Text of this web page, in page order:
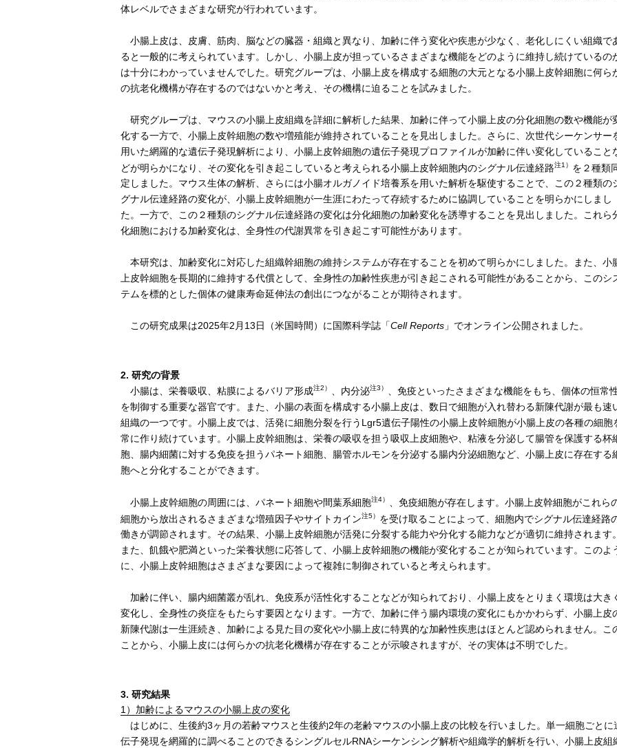
体レベルでさまざまな研究が行われています。
小腸上皮は、皮膚、筋肉、脳などの臓器・組織と異なり、加齢に伴う変化や疾患が少なく、老化しにくい組織で
ると一般的に考えられています。しかし、小腸上皮が担っているさまざまな機能をどのように維持し続けているの
は十分にわかっていませんでした。研究グループは、小腸上皮を構成する細胞の大元となる小腸上皮幹細胞に何ら
の抗老化機構が存在するのではないかと考え、その機構に迫ることを試みました。
研究グループは、マウスの小腸上皮組織を詳細に解析した結果、加齢に伴って小腸上皮の分化細胞の数や機能が
化する一方で、小腸上皮幹細胞の数や増殖能が維持されていることを見出しました。さらに、次世代シーケンサー
用いた網羅的な遺伝子発現解析により、小腸上皮幹細胞の遺伝子発現プロファイルが加齢に伴い変化していること
どが明らかになり、その変化を引き起こしていると考えられる小腸上皮幹細胞内のシグナル伝達経路注1）
を２種類
定しました。マウス生体の解析、さらには小腸オルガノイド培養系を用いた解析を駆使することで、この２種類の
グナル伝達経路の変化が、小腸上皮幹細胞が一生涯にわたって存続するために協調していることを明らかにしまし
た。一方で、この２種類のシグナル伝達経路の変化は分化細胞の加齢変化を誘導することを見出しました。これら
化細胞における加齢変化は、全身性の代謝異常を引き起こす可能性があります。
本研究は、加齢変化に対応した組織幹細胞の維持システムが存在することを初めて明らかにしました。また、小
上皮幹細胞を長期的に維持する代償として、全身性の加齢性疾患が引き起こされる可能性があることから、このシ
テムを標的とした個体の健康寿命延伸法の創出につながることが期待されます。
この研究成果は2025年2月13日（米国時間）に国際科学誌「Cell Reports」でオンライン公開されました。
2. 研究の背景
小腸は、栄養吸収、粘膜によるバリア形成注2） 、内分泌注3）
、免疫といったさまざまな機能をもち、個体の恒常
を制御する重要な器官です。また、小腸の表面を構成する小腸上皮は、数日で細胞が入れ替わる新陳代謝が最も速
組織の一つです。小腸上皮では、活発に細胞分裂を行うLgr5遺伝子陽性の小腸上皮幹細胞が小腸上皮の各種の細胞
常に作り続けています。小腸上皮幹細胞は、栄養の吸収を担う吸収上皮細胞や、粘液を分泌して腸管を保護する杯
胞、腸内細菌に対する免疫を担うパネート細胞、腸管ホルモンを分泌する腸内分泌細胞など、小腸上皮に存在する
胞へと分化することができます。
小腸上皮幹細胞の周囲には、パネート細胞や間葉系細胞注4）
、免疫細胞が存在します。小腸上皮幹細胞がこれら
細胞から放出されるさまざまな増殖因子やサイトカイン注5）
を受け取ることによって、細胞内でシグナル伝達経路
働きが調節されます。その結果、小腸上皮幹細胞が活発に分裂する能力や分化する能力などが適切に維持されます。
また、飢餓や肥満といった栄養状態に応答して、小腸上皮幹細胞の機能が変化することが知られています。このよ
に、小腸上皮幹細胞はさまざまな要因によって複雑に制御されていると考えられます。
加齢に伴い、腸内細菌叢が乱れ、免疫系が活性化することなどが知られており、小腸上皮をとりまく環境は大き
変化し、全身性の炎症をもたらす要因となります。一方で、加齢に伴う腸内環境の変化にもかかわらず、小腸上皮
新陳代謝は一生涯続き、加齢による見た目の変化や小腸上皮に特異的な加齢性疾患はほとんど認められません。こ
ことから、小腸上皮には何らかの抗老化機構が存在することが示唆されますが、その実体は不明でした。
3. 研究結果
1）加齢によるマウスの小腸上皮の変化
はじめに、生後約3ヶ月の若齢マウスと生後約2年の老齢マウスの小腸上皮の比較を行いました。単一細胞ごとに
伝子発現を網羅的に調べることのできるシングルセルRNAシーケンシング解析や組織学的解析を行い、小腸上皮組